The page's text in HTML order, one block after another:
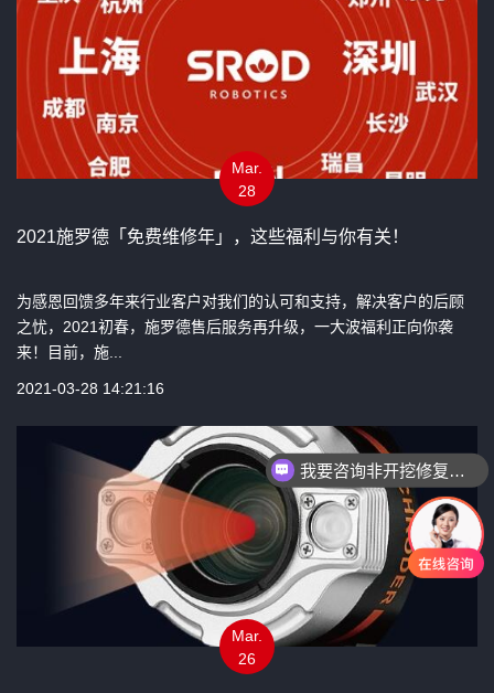
Mar.
28
2021施罗德「免费维修年」，这些福利与你有关！
为感恩回馈多年来行业客户对我们的认可和支持，解决客户的后顾
之忧，2021初春，施罗德售后服务再升级，一大波福利正向你袭
来！目前，施...
2021-03-28 14:21:16
Mar.
26